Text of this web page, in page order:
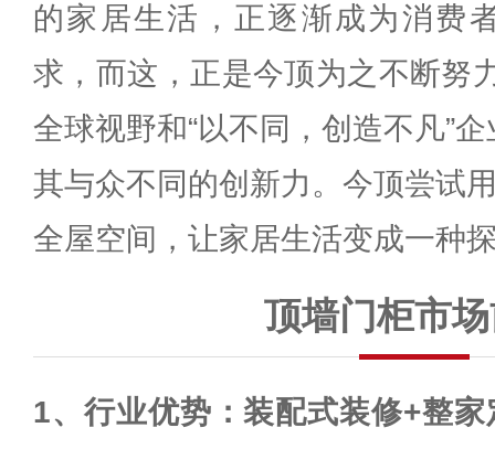
的家居生活，正逐渐成为消费
求，而这，正是今顶为之不断努
全球视野和“以不同，创造不凡”
其与众不同的创新力。今顶尝试
全屋空间，让家居生活变成一种
顶墙门柜市
1、行业优势：装配式装修+整